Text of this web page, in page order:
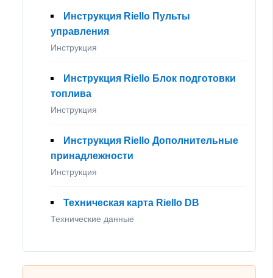
Инструкция Riello Пульты
управления
Инструкция
Инструкция Riello Блок подготовки
топлива
Инструкция
Инструкция Riello Дополнительные
принадлежности
Инструкция
Техническая карта Riello DB
Технические данные